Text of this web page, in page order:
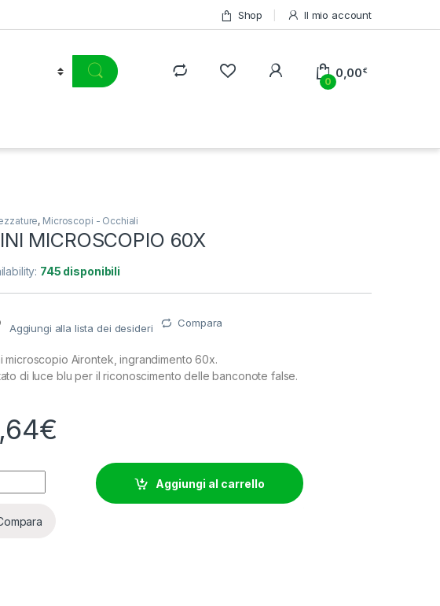
Shop Il mio account
0
0,00€
, Microscopi - Occhiali
MICROSCOPIO 60X
745 disponibili
Aggiungi alla lista dei desideri Compara
microscopio Airontek, ingrandimento 60x.
di luce blu per il riconoscimento delle banconote false.
€
MICROSCOPIO 60X quantity
Aggiungi al carrello